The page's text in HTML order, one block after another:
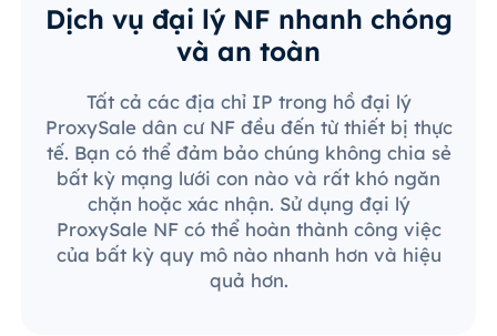
Dịch vụ đại lý NF nhanh chóng
và an toàn
Tất cả các địa chỉ IP trong hồ đại lý
ProxySale dân cư NF đều đến từ thiết bị thực
tế. Bạn có thể đảm bảo chúng không chia sẻ
bất kỳ mạng lưới con nào và rất khó ngăn
chặn hoặc xác nhận. Sử dụng đại lý
ProxySale NF có thể hoàn thành công việc
của bất kỳ quy mô nào nhanh hơn và hiệu
quả hơn.